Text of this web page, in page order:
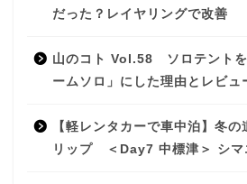
だった？レイヤリングで改善
山のコト Vol.58 ソロテント
ームソロ」にした理由とレビュ
【軽レンタカーで車中泊】冬
リップ ＜Day7 中標津＞ シマ